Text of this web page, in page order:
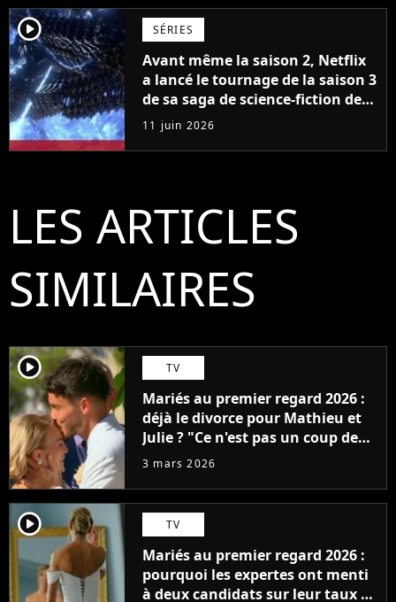
player2 SÉRIES
Avant même la saison 2, Netflix
a lancé le tournage de la saison 3
de sa saga de science-fiction des
créateurs de Game of Thrones
11 juin 2026
LES ARTICLES
SIMILAIRES
player2 TV
Mariés au premier regard 2026 :
déjà le divorce pour Mathieu et
Julie ? "Ce n'est pas un coup de
foudre"
3 mars 2026
player2 TV
Mariés au premier regard 2026 :
pourquoi les expertes ont menti
à deux candidats sur leur taux de